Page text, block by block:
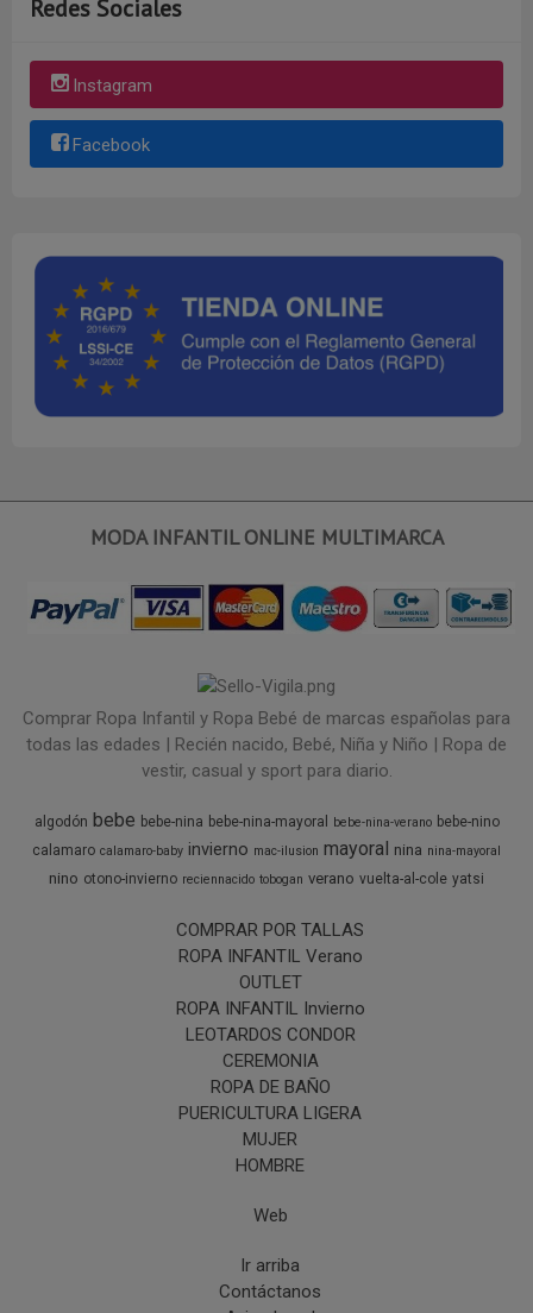
Redes Sociales
Instagram
Facebook
MODA INFANTIL ONLINE MULTIMARCA
Comprar Ropa Infantil y Ropa Bebé de marcas españolas para
todas las edades | Recién nacido, Bebé, Niña y Niño | Ropa de
vestir, casual y sport para diario.
algodón bebe bebe-nina bebe-nina-mayoral bebe-nina-verano bebe-nino
calamaro calamaro-baby invierno mac-ilusion mayoral nina nina-mayoral
nino otono-invierno reciennacido tobogan verano vuelta-al-cole yatsi
COMPRAR POR TALLAS
ROPA INFANTIL Verano
OUTLET
ROPA INFANTIL Invierno
LEOTARDOS CONDOR
CEREMONIA
ROPA DE BAÑO
PUERICULTURA LIGERA
MUJER
HOMBRE
Web
Ir arriba
Contáctanos